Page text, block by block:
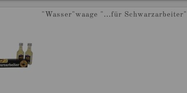
"Wasser"waage "...für Schwarzarbeiter"